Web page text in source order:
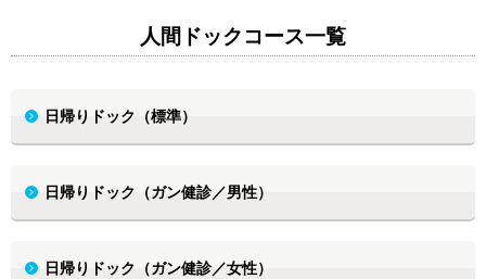
人間ドックコース一覧
日帰りドック（標準）
日帰りドック（ガン健診／男性）
日帰りドック（ガン健診／女性）